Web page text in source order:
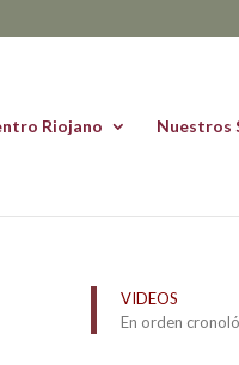
Riojano Nuestros
VIDEOS
En orden